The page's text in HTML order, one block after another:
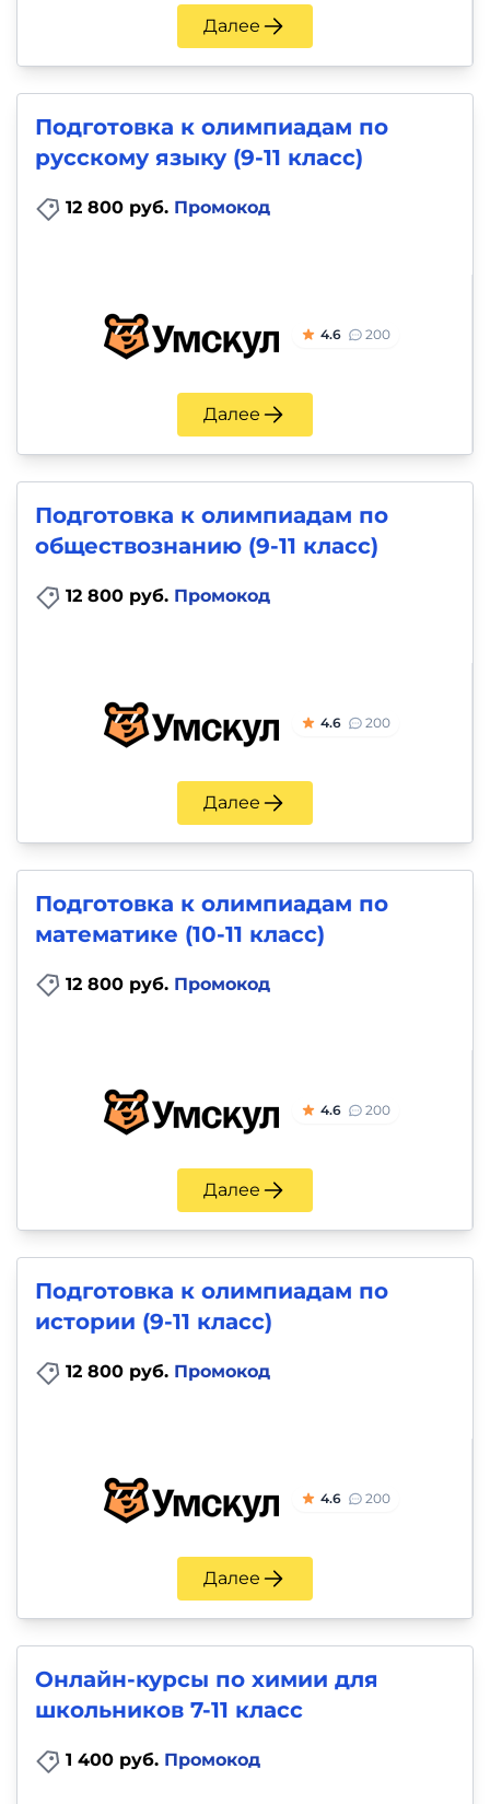
Далее
Подготовка к олимпиадам по
русскому языку (9-11 класс)
12 800 руб. Промокод
4.6 200
Далее
Подготовка к олимпиадам по
обществознанию (9-11 класс)
12 800 руб. Промокод
4.6 200
Далее
Подготовка к олимпиадам по
математике (10-11 класс)
12 800 руб. Промокод
4.6 200
Далее
Подготовка к олимпиадам по
истории (9-11 класс)
12 800 руб. Промокод
4.6 200
Далее
Онлайн-курсы по химии для
школьников 7-11 класс
1 400 руб. Промокод
Психология
и
Прочее
Репетиторы
на
профориентацию